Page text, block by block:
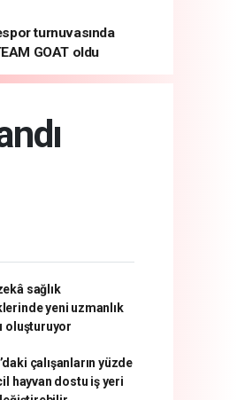
turnuvasında
GOAT oldu
sağlık
yeni uzmanlık
oluşturuyor
çalışanların yüzde
hayvan dostu iş yeri